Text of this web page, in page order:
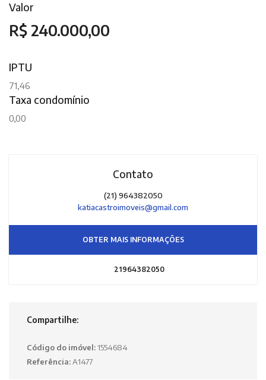
Valor
R$ 240.000,00
IPTU
71,46
Taxa condomínio
0,00
Contato
(21) 964382050
katiacastroimoveis@gmail.com
OBTER MAIS INFORMAÇÕES
21964382050
Compartilhe:
Código do imóvel:1554684
Referência:A1477